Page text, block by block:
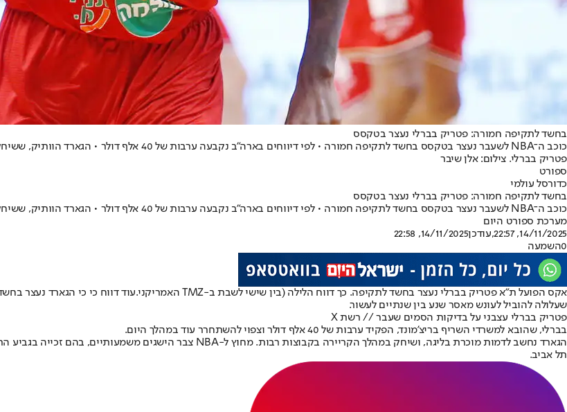
בחשד לתקיפה חמורה: פטריק בברלי נעצר בטקסס
כוכב ה־NBA לשעבר נעצר בטקסס בחשד לתקיפה חמורה • לפי דיווחים בארה"ב נקבעה ערבות של 40 אלף דולר • הגארד הוותיק, ששיחק גם בהפועל תל אביב, צפוי להשתחרר בהמשך היום
פטריק בברלי. צילום: אלן שיבר
ספורט
כדורסל עולמי
בחשד לתקיפה חמורה: פטריק בברלי נעצר בטקסס
כוכב ה־NBA לשעבר נעצר בטקסס בחשד לתקיפה חמורה • לפי דיווחים בארה"ב נקבעה ערבות של 40 אלף דולר • הגארד הוותיק, ששיחק גם בהפועל תל אביב, צפוי להשתחרר בהמשך היום
מערכת ספורט היום
14/11/2025, 22:57
,עודכן14/11/2025, 22:58
0השמעה
אקס הפועל ת"א פטריק בברלי נעצר בחשד לתקיפה. כך דווח הלילה (בין שישי לשבת ב-TMZ האמריקני.
עוד דווח כי כי הגארד נעצר
שעלולה להוביל לעונש מאסר שנע בין שנתיים לעשור.
פטריק בברלי עצבני על בדיקות הסמים שעבר // רשת X
בברלי, שהובא למשרדי השריף בריצ'מונד, הפקיד ערבות של 40 אלף דולר וצפוי להשתחרר עוד במהלך היום.
תל אביב.